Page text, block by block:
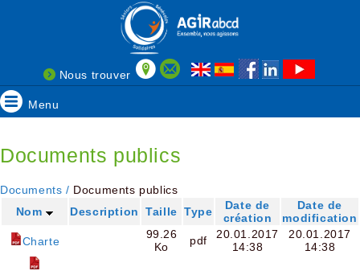
Nous trouver
Menu
Documents publics
Documents / Documents publics
Nom
Description Taille Type
Date de
création
Date de
modification
Charte
99.26
Ko
pdf
20.01.2017
14:38
20.01.2017
14:38